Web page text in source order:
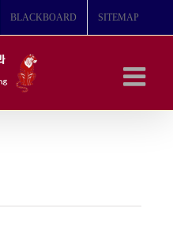
BLACKBOARD SITEMAP